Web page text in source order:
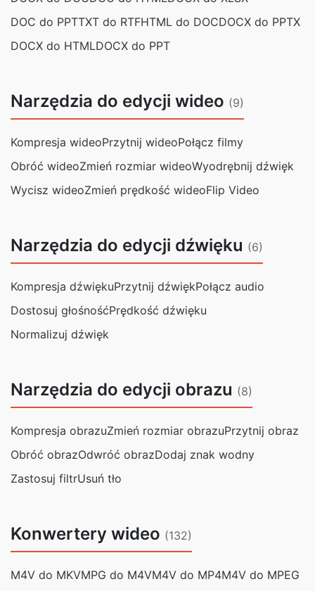
DOC do PPTTXT do RTFHTML do DOCDOCX do PPTX
DOCX do HTMLDOCX do PPT
Narzędzia do edycji wideo (9)
Kompresja wideoPrzytnij wideoPołącz filmy
Obróć wideoZmień rozmiar wideoWyodrębnij dźwięk
Wycisz wideoZmień prędkość wideoFlip Video
Narzędzia do edycji dźwięku (6)
Kompresja dźwiękuPrzytnij dźwiękPołącz audio
Dostosuj głośnośćPrędkość dźwięku
Normalizuj dźwięk
Narzędzia do edycji obrazu (8)
Kompresja obrazuZmień rozmiar obrazuPrzytnij obraz
Obróć obrazOdwróć obrazDodaj znak wodny
Zastosuj filtrUsuń tło
Konwertery wideo (132)
M4V do MKVMPG do M4VM4V do MP4M4V do MPEG